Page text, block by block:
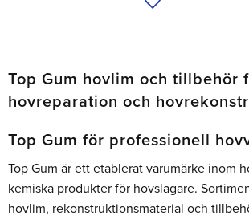
Tilføj til ønskeliste
Top Gum hovlim och tillbehör
hovreparation och
Top Gum för professionell
Top Gum är ett etablerat varumärke inom
kemiska produkter för hovslagare.
hovlim, rekonstruktionsmaterial och